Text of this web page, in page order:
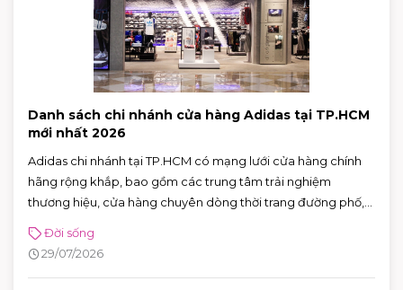
Danh sách chi nhánh cửa hàng Adidas tại TP.HCM
mới nhất 2026
Adidas chi nhánh tại TP.HCM có mạng lưới cửa hàng chính
hãng rộng khắp, bao gồm các trung tâm trải nghiệm
thương hiệu, cửa hàng chuyên dòng thời trang đường phố,
hình và vị trí thuận tiện, khách hàng có thể dễ dàng tìm được
adidas chi nhánh phù hợp để mua sắm và trải nghiệm các
Đời sống
29/07/2026